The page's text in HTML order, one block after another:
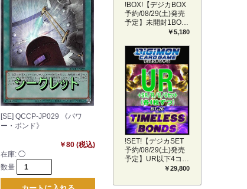
[SE] QCCP-JP029 《パワ
ー・ボンド》
￥80 (税込)
在庫:◯
数量
!BOX!【デジカBOX
予約/08/29(土)発売
予定】未開封1BOX
￥5,180
!SET!【デジカSET
予約/08/29(土)発売
予定】UR以下4コン
セット 【BT-26】
￥29,800